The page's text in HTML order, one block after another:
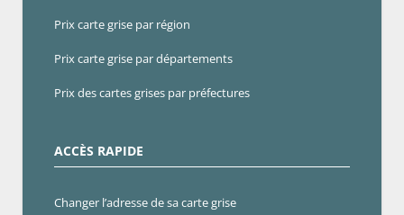
Prix carte grise par région
Prix carte grise par départements
Prix des cartes grises par préfectures
ACCÈS RAPIDE
Changer l’adresse de sa carte grise